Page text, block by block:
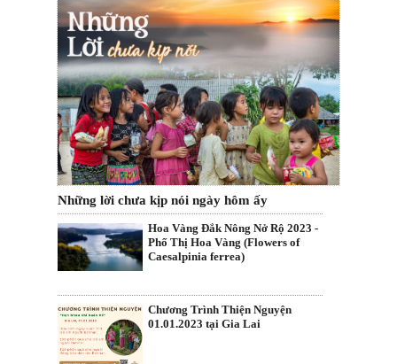
Những lời chưa kịp nói ngày hôm ấy
Hoa Vàng Đắk Nông Nở Rộ 2023 -
Phố Thị Hoa Vàng (Flowers of
Caesalpinia ferrea)
Chương Trình Thiện Nguyện
01.01.2023 tại Gia Lai